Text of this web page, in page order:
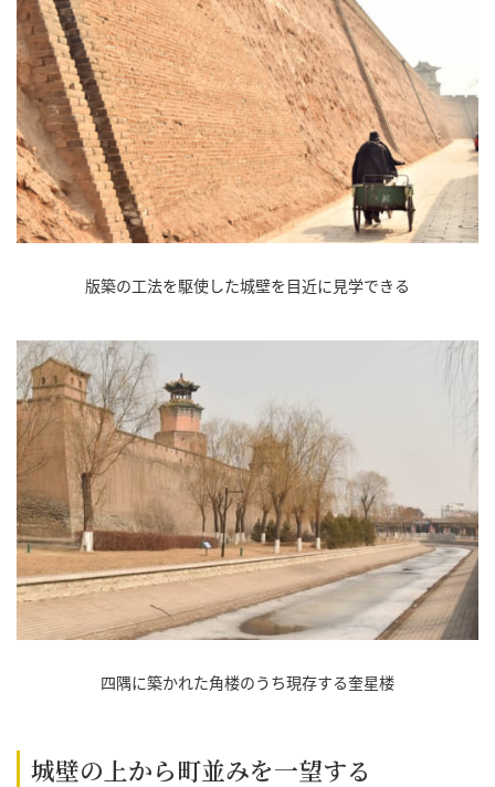
版築の工法を駆使した城壁を目近に見学できる
四隅に築かれた角楼のうち現存する奎星楼
城壁の上から町並みを一望する